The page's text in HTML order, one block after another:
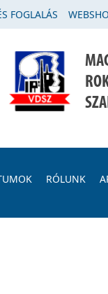
FOGLALÁS
RÓLUNK